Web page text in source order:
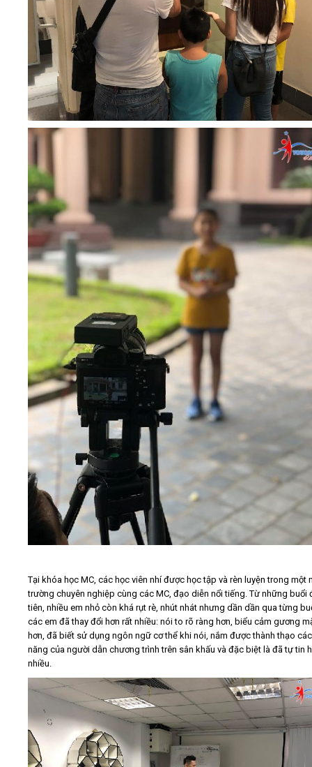
Tại khóa học MC, các học viên nhí được học tập và rèn luyện trong một
trường chuyên nghiệp cùng các MC, đạo diễn nổi tiếng. Từ những buổi
tiên, nhiều em nhỏ còn khá rụt rè, nhút nhát nhưng dần dần qua từng
các em đã thay đổi hơn rất nhiều: nói to rõ ràng hơn, biểu cảm gương
hơn, đã biết sử dụng ngôn ngữ cơ thể khi nói, nắm được thành thạo
năng của người dẫn chương trình trên sân khấu và đặc biệt là đã tự tin
nhiều.